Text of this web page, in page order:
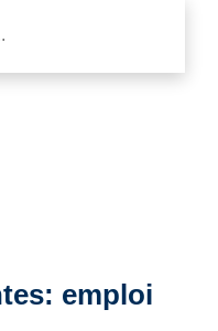
emploi